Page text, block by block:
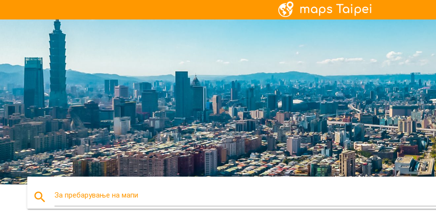
search За пребарување на мапи